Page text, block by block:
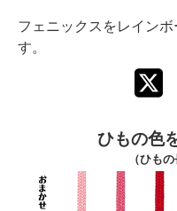
フェニックスをレイン
す。
ひもの色
（ひも